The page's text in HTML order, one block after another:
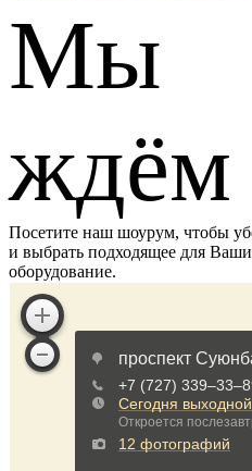
Мы
ждём
Посетите наш шоурум, чтобы
и выбрать подходящее для
оборудование.